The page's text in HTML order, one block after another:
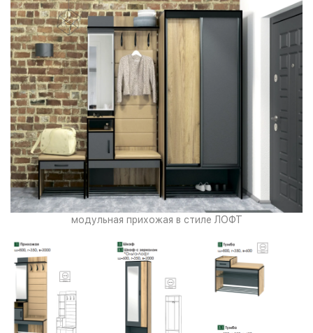
модульная прихожая в стиле ЛОФТ